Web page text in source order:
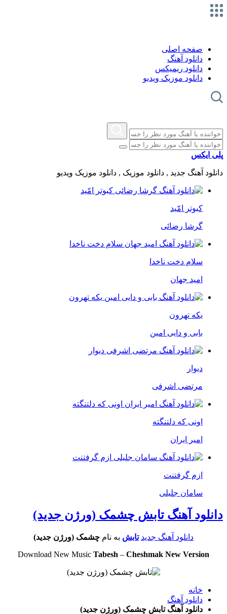
صفحه اصلی
دانلود آهنگ
دانلود ریمیکس
دانلود موزیک ویدیو
پلی ایکس
دانلود آهنگ جدید , دانلود موزیک , دانلود موزیک ویدیو
کبوتر امّید
گرشا رضائی
سلام دخت ناخدا
امید جهان
یکه تهرون
بابی و دایی امین
دیوار
مرتضی اشرفی
اونی که دلتنگته
امیر ایران
ازم گرفتنت
سامان جلیلی
دانلود آهنگ تابش چشمک (ورژن جدید)
دانلود آهنگ جدید تابش به نام چشمک (ورژن جدید)
Download New Music Tabesh – Cheshmak New Version
خانه
دانلود آهنگ
دانلود آهنگ تابش چشمک (ورژن جدید)